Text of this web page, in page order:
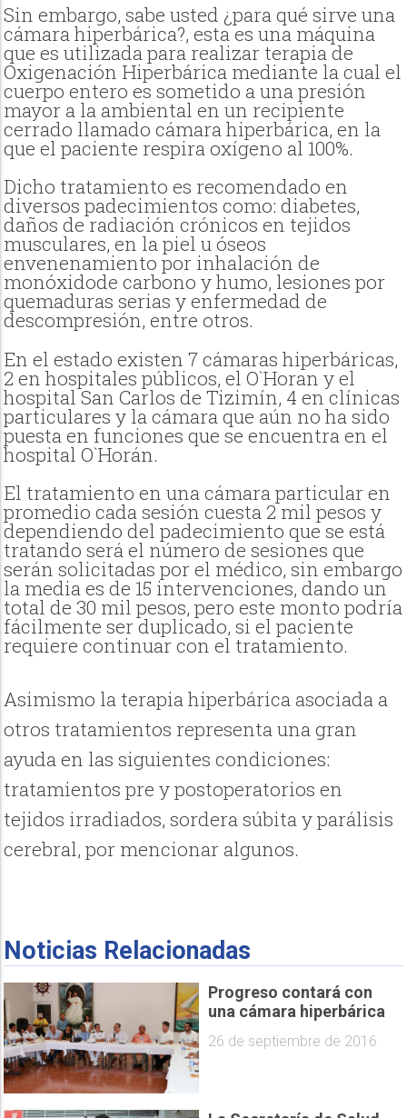
Sin embargo, sabe usted ¿para qué sirve una
cámara hiperbárica?, esta es una máquina
que es utilizada para realizar terapia de
Oxigenación Hiperbárica mediante la cual el
cuerpo entero es sometido a una presión
mayor a la ambiental en un recipiente
cerrado llamado cámara hiperbárica, en la
que el paciente respira oxígeno al 100%.
Dicho tratamiento es recomendado en
diversos padecimientos como: diabetes,
daños de radiación crónicos en tejidos
musculares, en la piel u óseos
envenenamiento por inhalación de
monóxidode carbono y humo, lesiones por
quemaduras serias y enfermedad de
descompresión, entre otros.
En el estado existen 7 cámaras hiperbáricas,
2 en hospitales públicos, el O`Horan y el
hospital San Carlos de Tizimín, 4 en clínicas
particulares y la cámara que aún no ha sido
puesta en funciones que se encuentra en el
hospital O`Horán.
El tratamiento en una cámara particular en
promedio cada sesión cuesta 2 mil pesos y
dependiendo del padecimiento que se está
tratando será el número de sesiones que
serán solicitadas por el médico, sin embargo
la media es de 15 intervenciones, dando un
total de 30 mil pesos, pero este monto podría
fácilmente ser duplicado, si el paciente
requiere continuar con el tratamiento.
Asimismo la terapia hiperbárica asociada a
otros tratamientos representa una gran
ayuda en las siguientes condiciones:
tratamientos pre y postoperatorios en
tejidos irradiados, sordera súbita y parálisis
cerebral, por mencionar algunos.
Noticias Relacionadas
Progreso contará con
una cámara hiperbárica
26 de septiembre de 2016